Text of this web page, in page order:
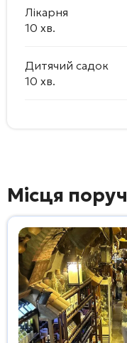
Лікарня
10 хв.
Дитячий садок
10 хв.
Місця поруч